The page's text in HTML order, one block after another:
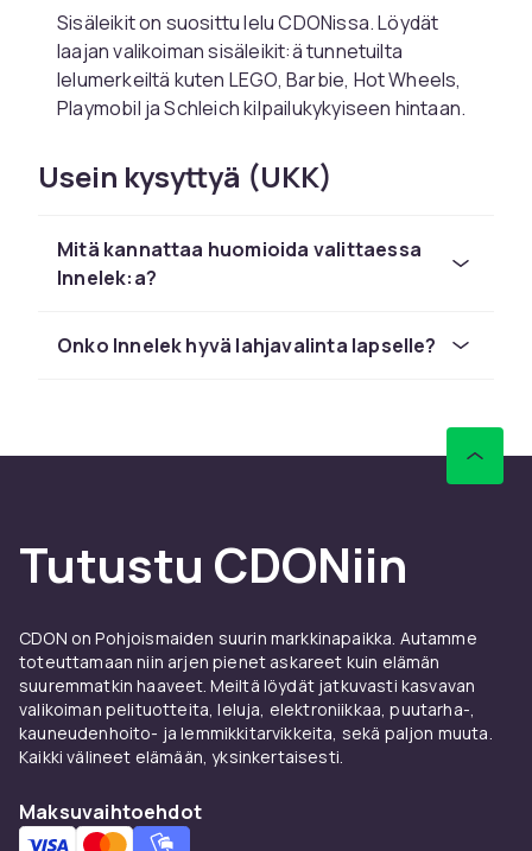
Sisäleikit on suosittu lelu CDONissa. Löydät
laajan valikoiman sisäleikit:ä tunnetuilta
lelumerkeiltä kuten LEGO, Barbie, Hot Wheels,
Playmobil ja Schleich kilpailukykyiseen hintaan.
mukaan. CDONilta tilaat turvallisesti nopealla
toimituksella ja helpolla palautuksella. Kaikki
Tutustu koko leluvalikoimaan CDONissa.
ja Schleichistä kilpailukykyiseen hintaan
nopealla toimituksella.
Vertaile tuotteita ja lue asiakasarvioita
löytääksesi parhaan lelun lapsellesi.
CDONilta löydät sisäleikit:ä LEGOlta, Barbielta
ja Schleichistä kilpailukykyiseen hintaan
nopealla toimituksella.
Vertaile tuotteita ja lue asiakasarvioita
löytääksesi parhaan lelun lapsellesi.
ja Schleichistä kilpailukykyiseen hintaan
Usein kysyttyä (UKK)
Mitä kannattaa huomioida valittaessa
Innelek:a?
Onko Innelek hyvä lahjavalinta lapselle?
Tutustu CDONiin
CDON on Pohjoismaiden suurin markkinapaikka. Autamme
toteuttamaan niin arjen pienet askareet kuin elämän
suuremmatkin haaveet. Meiltä löydät jatkuvasti kasvavan
valikoiman pelituotteita, leluja, elektroniikkaa, puutarha-,
kauneudenhoito- ja lemmikkitarvikkeita, sekä paljon muuta.
Kaikki välineet elämään, yksinkertaisesti.
Maksuvaihtoehdot